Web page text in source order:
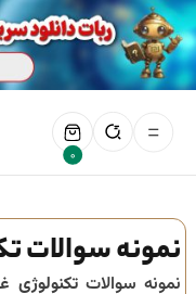
0
نمونه سوالات
نمونه سوالاتتکنولوژی